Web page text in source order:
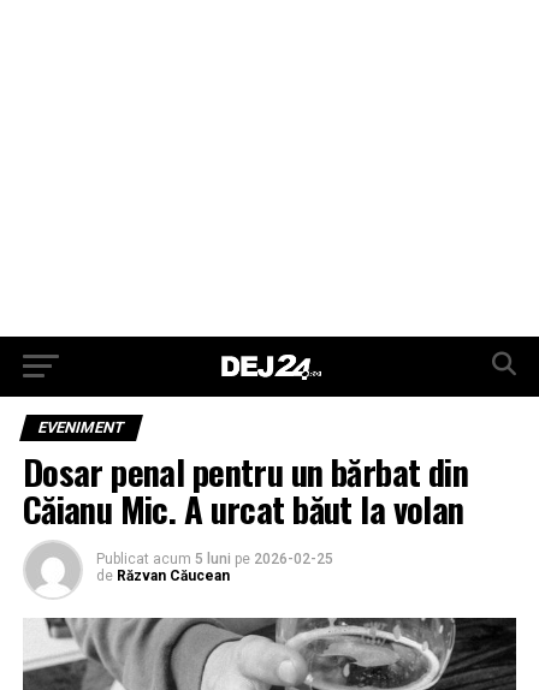
EVENIMENT
Dosar penal pentru un bărbat din
Căianu Mic. A urcat băut la volan
Publicat acum 5 luni pe 2026-02-25
de Răzvan Căucean